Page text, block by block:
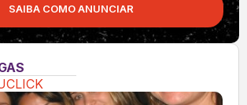
SAIBA COMO ANUNCIAR